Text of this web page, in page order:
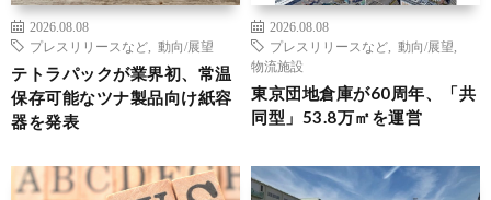
2026.08.08
プレスリリースなど
動向/展望
テトラパックが業界初、常温
保存可能なツナ製品向け紙容
器を発表
2026.08.08
プレスリリースなど
動向/展望
物流施設
東京団地倉庫が60周年、「共
同型」53.8万㎡を運営